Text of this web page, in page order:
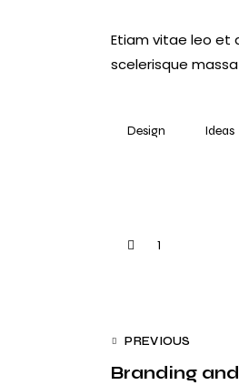
Etiam vitae leo et
scelerisque
Design Ideas
1
PREVIOUS
Branding